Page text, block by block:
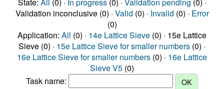
Validation inconclusive (0) · Valid (0) · Invalid (0) · Error
(0)
Application: All (0) · 14e Lattice Sieve (0) · 15e Lattice
Sieve (0) · 15e Lattice Sieve for smaller numbers (0) ·
16e Lattice Sieve for smaller numbers (0) · 16e Lattice
Sieve V5 (0)
Task name: